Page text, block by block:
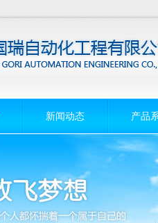
新闻动态 产品